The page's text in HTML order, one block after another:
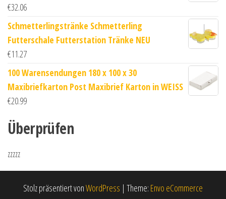
€32.06
Schmetterlingstränke Schmetterling
Futterschale Futterstation Tränke NEU
€11.27
100 Warensendungen 180 x 100 x 30
Maxibriefkarton Post Maxibrief Karton in WEISS
€20.99
Überprüfen
zzzzz
Stolz präsentiert vonWordPress | Theme: Envo eCommerce